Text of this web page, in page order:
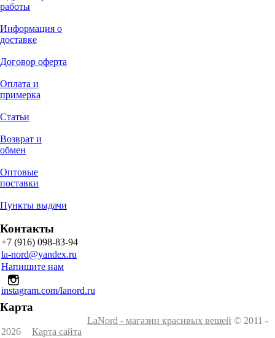
работы
Информация о
доставке
Договор оферта
Оплата и
примерка
Статьи
Возврат и
обмен
Оптовые
поставки
Пункты выдачи
Контакты
+7 (916) 098-83-94
la-nord@yandex.ru
Напишите нам
instagram.com/lanord.ru
Карта
LaNord - магазин красивых вещей © 2011 -
2026
Карта сайта